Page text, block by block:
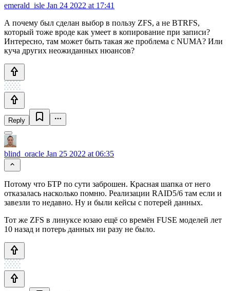
emerald_isle Jan 24 2022 at 17:41
А почему был сделан выбор в пользу ZFS, а не BTRFS,
который тоже вроде как умеет в копирование при записи?
Интересно, там может быть такая же проблема с NUMA? Или
куча других неожиданных нюансов?
Reply
blind_oracle Jan 25 2022 at 06:35
Потому что БТР по сути заброшен. Красная шапка от него
отказалась насколько помню. Реализации RAID5/6 там если и
завезли то недавно. Ну и были кейсы с потерей данных.
Тот же ZFS в линуксе юзаю ещё со времён FUSE моделей лет
10 назад и потерь данных ни разу не было.